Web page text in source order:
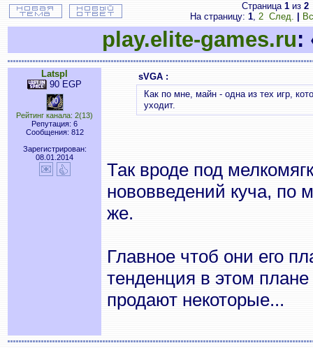
Страница 1 из 2
На страницу: 1, 2 След.
play.elite-games.ru:
Latspl
90 EGP
Рейтинг канала: 2(13)
Репутация: 6
Сообщения: 812
Зарегистрирован:
08.01.2014
sVGA :
Как по мне, майн - одна из тех игр,
уходит.
Так вроде под
нововведений куча, по
же.
Главное чтоб они его
тенденция в этом
продают некоторые...